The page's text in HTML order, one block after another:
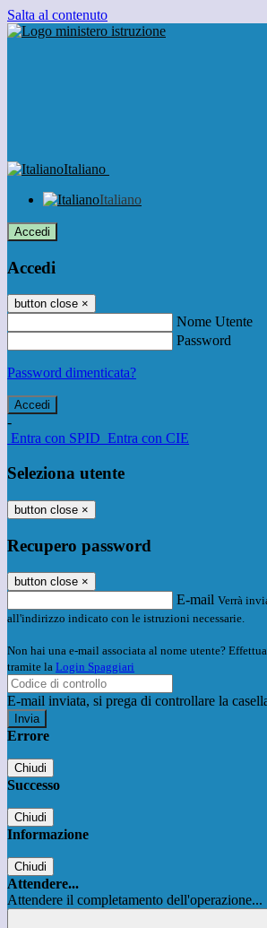
Salta al contenuto
Italiano
Italiano
Accedi
Accedi
button close ×
Nome Utente
Password
Password dimenticata?
-
Entra con SPID Entra con CIE
Seleziona utente
button close ×
Recupero password
button close ×
E-mail Verrà
all'indirizzo indicato con le istruzioni necessarie.
Non hai una e-mail associata al nome utente?
tramite la Login Spaggiari
E-mail inviata, si prega di controllare la
Errore
Chiudi
Successo
Chiudi
Informazione
Chiudi
Attendere...
Attendere il completamento dell'operazione...